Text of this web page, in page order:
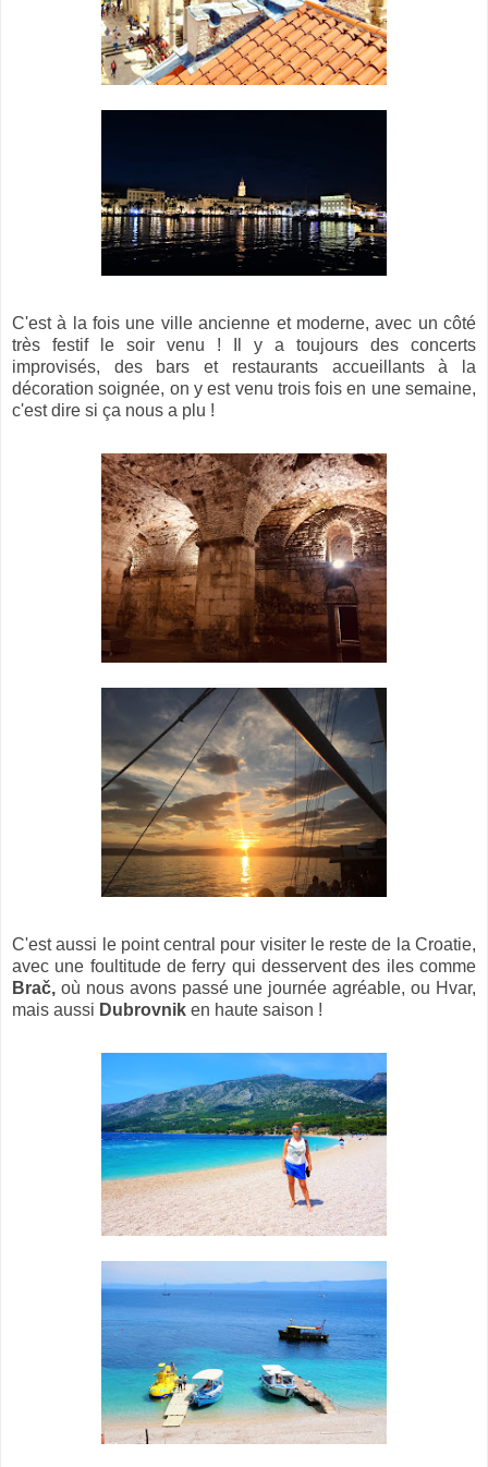
C'est à la fois une ville ancienne et moderne, avec un côté
très festif le soir venu ! Il y a toujours des concerts
improvisés, des bars et restaurants accueillants à la
décoration soignée, on y est venu trois fois en une semaine,
c'est dire si ça nous a plu !
C'est aussi le point central pour visiter le reste de la Croatie,
avec une foultitude de ferry qui desservent des iles comme
Brač, où nous avons passé une journée agréable, ou Hvar,
mais aussi Dubrovnik en haute saison !